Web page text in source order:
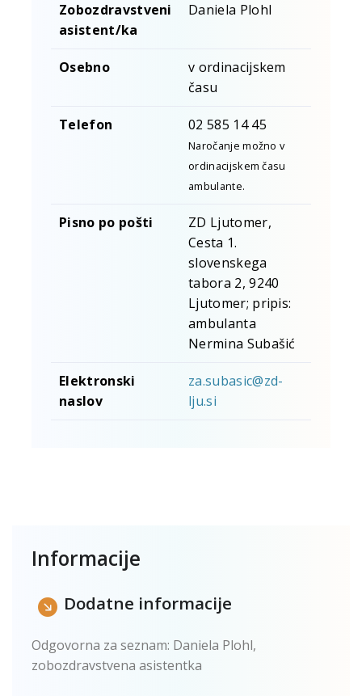
Zobozdravstveni
asistent/ka
Daniela Plohl
Osebno
v ordinacijskem
času
Telefon 02 585 14 45
Naročanje možno v
ordinacijskem času
ambulante.
Pisno po pošti
ZD Ljutomer,
Cesta 1.
slovenskega
tabora 2, 9240
Ljutomer; pripis:
ambulanta
Nermina Subašić
Elektronski
naslov
za.subasic@zd-
lju.si
Informacije
Dodatne informacije
Odgovorna za seznam: Daniela Plohl,
zobozdravstvena asistentka